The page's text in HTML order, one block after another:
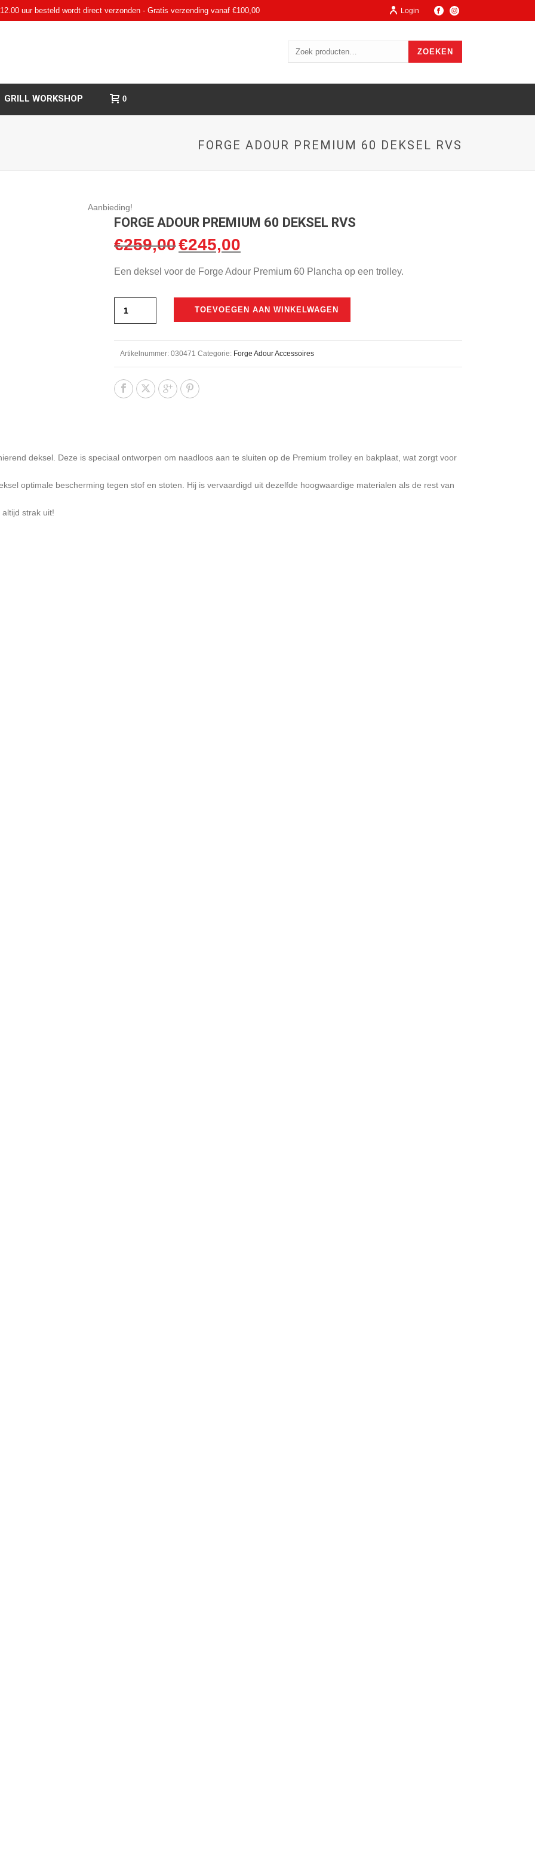
uur besteld wordt direct verzonden - Gratis verzending vanaf €100,00 Login
ZOEKEN
GRILL WORKSHOP 0
FORGE ADOUR PREMIUM 60 DEKSEL RVS
Aanbieding!
FORGE ADOUR PREMIUM 60 DEKSEL RVS
€259,00 Oorspronkelijke
was:
€245,00
is:
Een deksel voor de Forge Adour Premium 60 Plancha op een trolley.
TOEVOEGEN AAN WINKELWAGEN
Artikelnummer: 030471 Categorie: Forge Adour Accessoires
deksel. Deze is speciaal ontworpen om naadloos aan te sluiten op de Premium trolley en bakplaat, wat zorgt voor
optimale bescherming tegen stof en stoten. Hij is vervaardigd uit dezelfde hoogwaardige materialen als de rest van
strak uit!